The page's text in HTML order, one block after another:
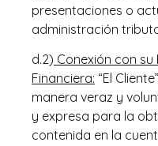
presentaciones o
administración
d.2) Conexión con
Financiera: “El
manera veraz y
y expresa para la
contenida en la